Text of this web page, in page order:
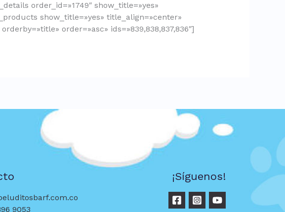
order_id=»1749″ show_title=»yes»
show_title=»yes» title_align=»center»
order=»asc» ids=»839,838,837,836″]
9053
¡Síguenos!